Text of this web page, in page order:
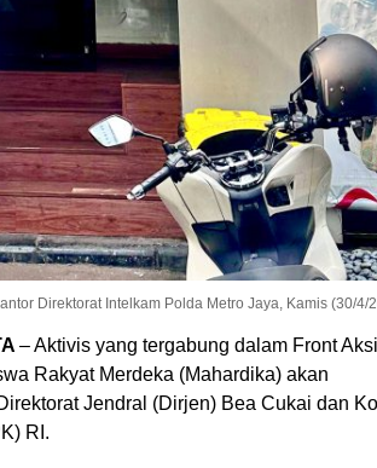
Direktorat Intelkam Polda Metro Jaya, Kamis (30/4/
– Aktivis yang tergabung dalam Front Aksi
Rakyat Merdeka (Mahardika) akan
Jendral (Dirjen) Bea Cukai dan
RI.